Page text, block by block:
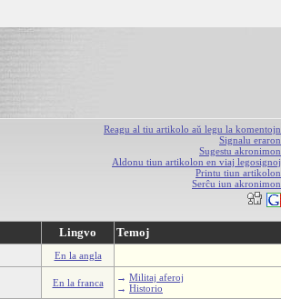
Reagu al tiu artikolo aŭ legu la komentojn
Signalu eraron
Sugestu akronimon
Aldonu tiun artikolon en viaj legosignoj
Printu tiun artikolon
Serĉu iun akronimon
Lingvo
Temoj
En la angla
En la franca → Militaj aferoj
→ Historio